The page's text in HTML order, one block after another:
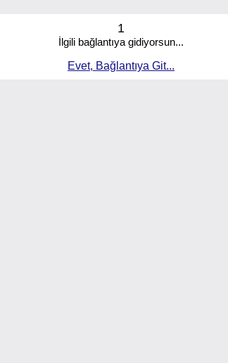
1
İlgili bağlantıya gidiyorsun...
Evet, Bağlantıya Git...